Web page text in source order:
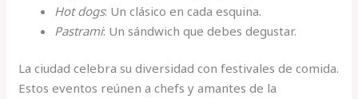
Hot dogs: Un clásico en cada esquina.
Pastrami: Un sándwich que debes degustar.
La ciudad celebra su diversidad con festivales de comida.
Estos eventos reúnen a chefs y amantes de la